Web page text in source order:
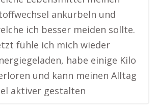
ankurbeln und
ich besser meiden sollte.
fühle ich mich wieder
habe einige Kilo
und kann meinen Alltag
aktiver gestalten